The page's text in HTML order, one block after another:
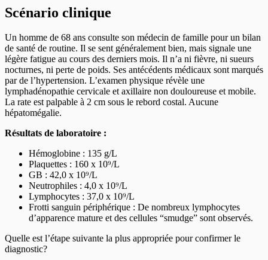
Scénario clinique
Un homme de 68 ans consulte son médecin de famille pour un bilan
de santé de routine. Il se sent généralement bien, mais signale une
légère fatigue au cours des derniers mois. Il n’a ni fièvre, ni sueurs
nocturnes, ni perte de poids. Ses antécédents médicaux sont marqués
par de l’hypertension. L’examen physique révèle une
lymphadénopathie cervicale et axillaire non douloureuse et mobile.
La rate est palpable à 2 cm sous le rebord costal. Aucune
hépatomégalie.
Résultats de laboratoire :
Hémoglobine : 135 g/L
Plaquettes : 160 x 10⁹/L
GB : 42,0 x 10⁹/L
Neutrophiles : 4,0 x 10⁹/L
Lymphocytes : 37,0 x 10⁹/L
Frotti sanguin périphérique : De nombreux lymphocytes
d’apparence mature et des cellules “smudge” sont observés.
Quelle est l’étape suivante la plus appropriée pour confirmer le
diagnostic?